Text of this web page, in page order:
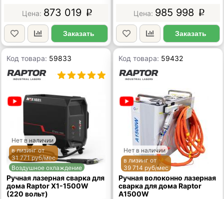
873 019 p
Заказать
985 998 p
Заказать
Код товара: 59833
Нет в наличии
в лизинг от
31 771 руб/мес
Воздушное охлаждение
Ручная лазерная сварка для
дома Raptor X1-1500W
(220 вольт)
Код товара: 59432
Нет в наличии
в лизинг от
39 714 руб/мес
Ручная волоконно лазерная
сварка для дома Raptor
А1500W